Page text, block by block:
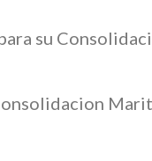
su